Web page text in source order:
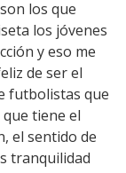
los que
los jóvenes
y eso me
de ser el
futbolistas que
tiene el
el sentido de
tranquilidad